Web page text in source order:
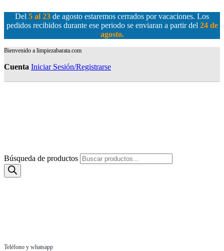
Del 5 al 23 de agosto estaremos cerrados por vacaciones. Los
pedidos recibidos durante ese periodo se enviaran a partir del 24 de
agosto.
Bienvenido a limpiezabarata.com
Cuenta Iniciar Sesión/Registrarse
Búsqueda de productos
Teléfono y whatsapp